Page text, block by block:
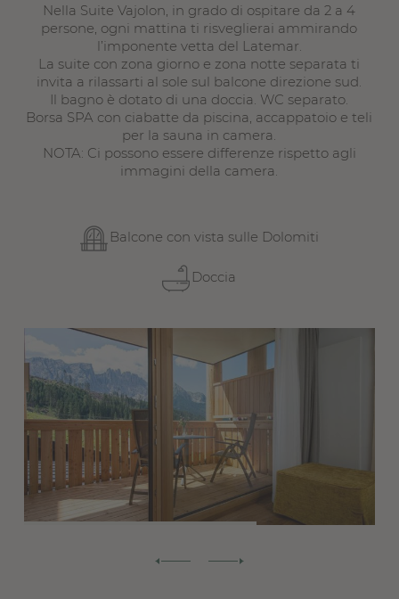
Nella Suite Vajolon, in grado di ospitare da 2 a 4
persone, ogni mattina ti risveglierai ammirando
l’imponente vetta del Latemar.
La suite con zona giorno e zona notte separata ti
invita a rilassarti al sole sul balcone direzione sud.
Il bagno è dotato di una doccia. WC separato.
Borsa SPA con ciabatte da piscina, accappatoio e teli
per la sauna in camera.
NOTA: Ci possono essere differenze rispetto agli
immagini della camera.
Balcone con vista sulle Dolomiti
Doccia